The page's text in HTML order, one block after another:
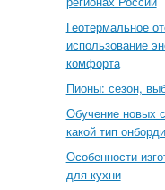
Геотермальное
использование
комфорта
Пионы: сезон,
Обучение новых
какой тип
Особенности
для кухни